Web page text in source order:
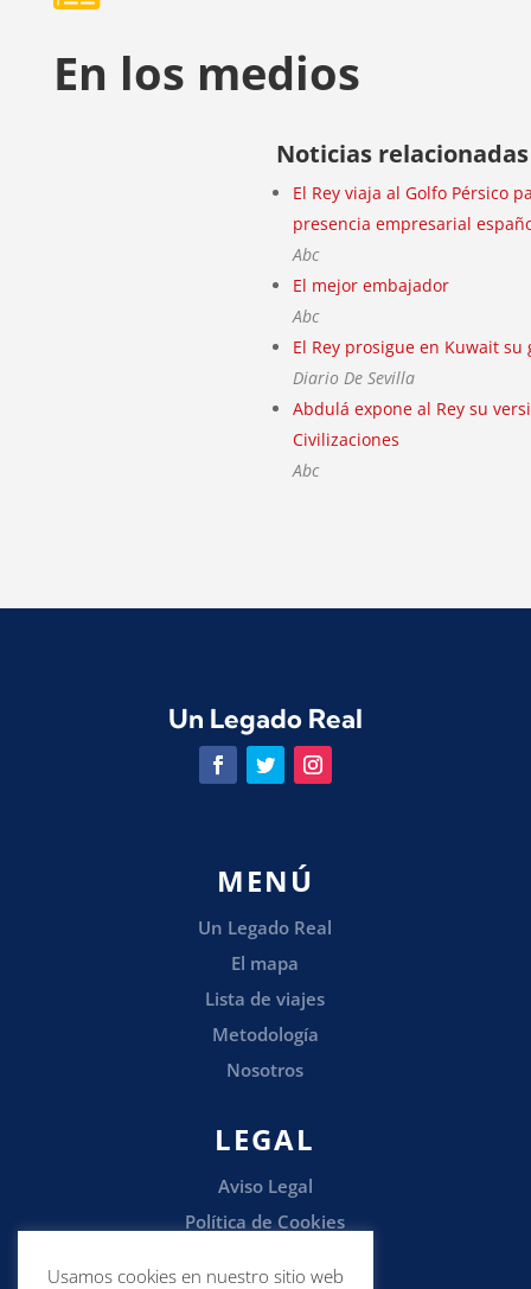
En los medios
Noticias relacionadas
El Rey viaja al Golfo Pérsico
presencia empresarial
Abc
El mejor embajador
Abc
El Rey prosigue en Kuwait su
Diario De Sevilla
Abdulá expone al Rey su
Civilizaciones
Abc
Un Legado Real
MENÚ
Un Legado Real
El mapa
Lista de viajes
Metodología
Nosotros
LEGAL
Aviso Legal
Política de Cookies
Usamos cookies en nuestro sitio web